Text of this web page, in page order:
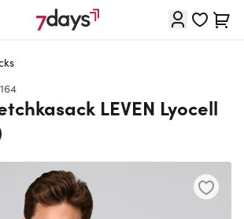
LEVEN Lyocell